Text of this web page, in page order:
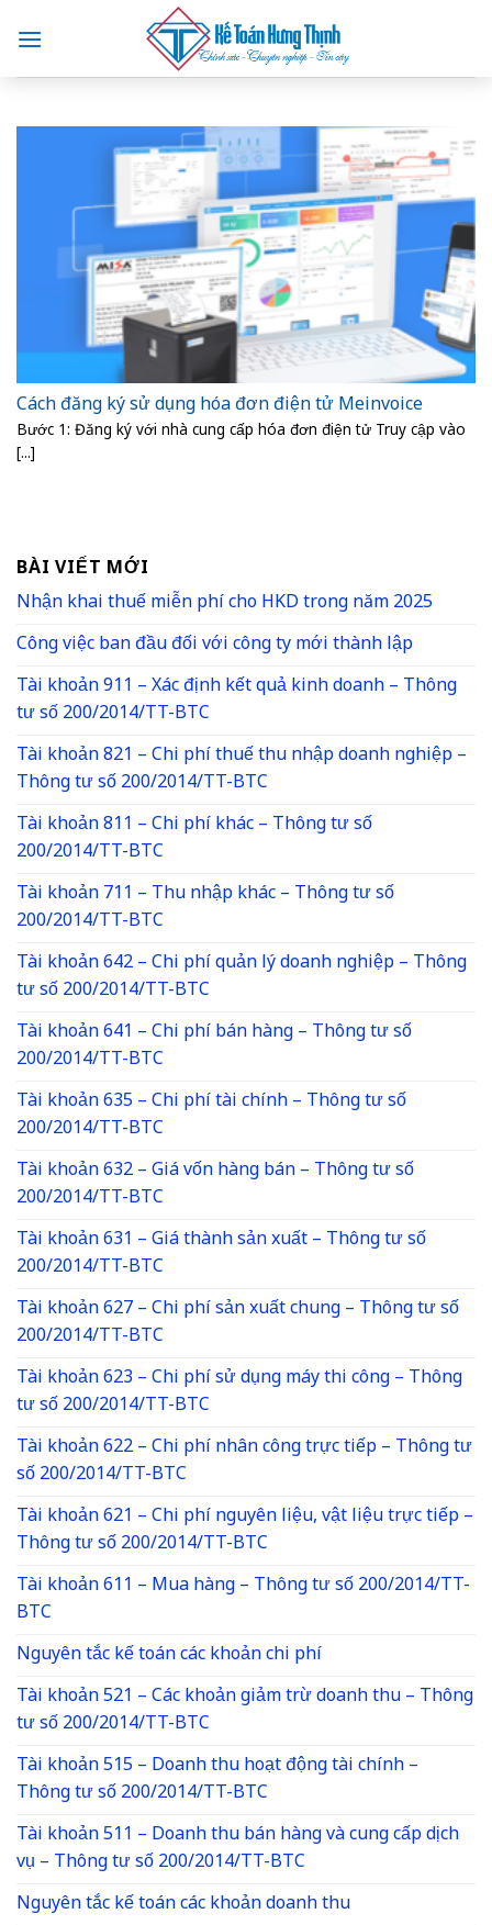
content
Cách đăng ký sử dụng hóa đơn điện tử Meinvoice
Bước 1: Đăng ký với nhà cung cấp hóa đơn điện tử Truy cập vào
[...]
BÀI VIẾT MỚI
Nhận khai thuế miễn phí cho HKD trong năm 2025
Công việc ban đầu đối với công ty mới thành lập
Tài khoản 911 – Xác định kết quả kinh doanh – Thông
tư số 200/2014/TT-BTC
Tài khoản 821 – Chi phí thuế thu nhập doanh nghiệp –
Thông tư số 200/2014/TT-BTC
Tài khoản 811 – Chi phí khác – Thông tư số
200/2014/TT-BTC
Tài khoản 711 – Thu nhập khác – Thông tư số
200/2014/TT-BTC
Tài khoản 642 – Chi phí quản lý doanh nghiệp – Thông
tư số 200/2014/TT-BTC
Tài khoản 641 – Chi phí bán hàng – Thông tư số
200/2014/TT-BTC
Tài khoản 635 – Chi phí tài chính – Thông tư số
200/2014/TT-BTC
Tài khoản 632 – Giá vốn hàng bán – Thông tư số
200/2014/TT-BTC
Tài khoản 631 – Giá thành sản xuất – Thông tư số
200/2014/TT-BTC
Tài khoản 627 – Chi phí sản xuất chung – Thông tư số
200/2014/TT-BTC
Tài khoản 623 – Chi phí sử dụng máy thi công – Thông
tư số 200/2014/TT-BTC
Tài khoản 622 – Chi phí nhân công trực tiếp – Thông tư
số 200/2014/TT-BTC
Tài khoản 621 – Chi phí nguyên liệu, vật liệu trực tiếp –
Thông tư số 200/2014/TT-BTC
Tài khoản 611 – Mua hàng – Thông tư số 200/2014/TT-
BTC
Nguyên tắc kế toán các khoản chi phí
Tài khoản 521 – Các khoản giảm trừ doanh thu – Thông
tư số 200/2014/TT-BTC
Tài khoản 515 – Doanh thu hoạt động tài chính –
Thông tư số 200/2014/TT-BTC
Tài khoản 511 – Doanh thu bán hàng và cung cấp dịch
vụ – Thông tư số 200/2014/TT-BTC
Nguyên tắc kế toán các khoản doanh thu